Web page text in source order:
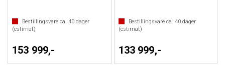
Bestillingsvare ca. 40 dager
(estimat)
153 999,-
Bestillingsvare ca. 40dager
(estimat)
133 999,-